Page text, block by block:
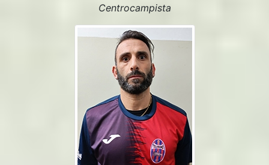
Centrocampista